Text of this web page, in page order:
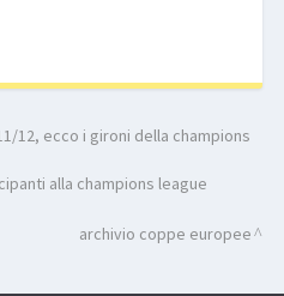
12, ecco i gironi della champions
alla champions league
archivio coppe europee